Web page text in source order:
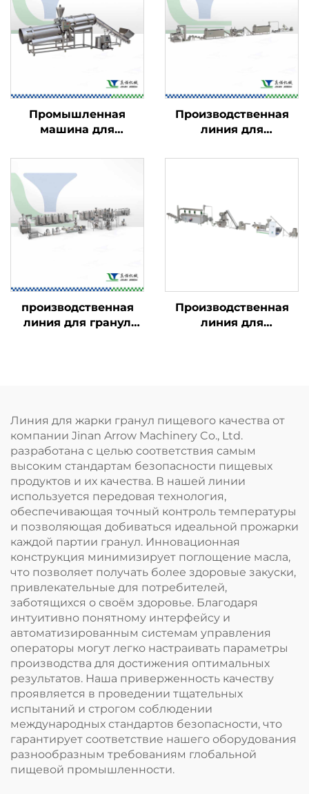
Промышленная
машина для
пищевых продуктов
Производственная
линия для
— завтраков
производственная
линия для гранул
Производственная
линия для
Линия для жарки гранул пищевого качества от
компании Jinan Arrow Machinery Co., Ltd.
разработана с целью соответствия самым
высоким стандартам безопасности пищевых
продуктов и их качества. В нашей линии
используется передовая технология,
обеспечивающая точный контроль температуры
и позволяющая добиваться идеальной прожарки
каждой партии гранул. Инновационная
конструкция минимизирует поглощение масла,
что позволяет получать более здоровые закуски,
привлекательные для потребителей,
заботящихся о своём здоровье. Благодаря
интуитивно понятному интерфейсу и
автоматизированным системам управления
операторы могут легко настраивать параметры
производства для достижения оптимальных
результатов. Наша приверженность качеству
проявляется в проведении тщательных
испытаний и строгом соблюдении
международных стандартов безопасности, что
гарантирует соответствие нашего оборудования
разнообразным требованиям глобальной
пищевой промышленности.